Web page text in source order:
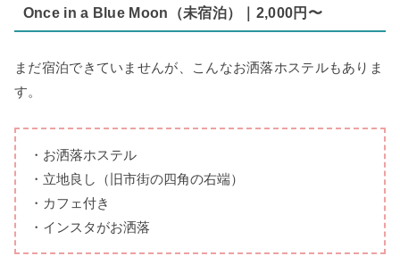
Once in a Blue Moon（未宿泊）｜2,000円〜
まだ宿泊できていませんが、こんなお洒落ホステルもありま
す。
・お洒落ホステル
・立地良し（旧市街の四角の右端）
・カフェ付き
・インスタがお洒落